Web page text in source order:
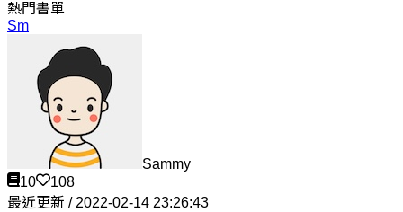
熱門書單
Sm
Sammy
10
108
最近更新 / 2022-02-14 23:26:43